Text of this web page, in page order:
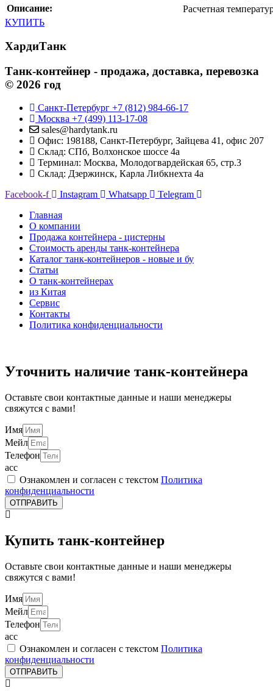
Описание:
Расчетная
КУПИТЬ
ХардиТанк
Танк-контейнер - продажа, доставка, перевозка
© 2026 год
Санкт-Петербург +7 (812) 984-66-17
Москва +7 (499) 113-17-08
sales@hardytank.ru
Офис: 198188, Санкт-Петербург, Зайцева 41, офис 207
Склад: СПб, Волхонское шоссе 4а
Терминал: Москва, Молодогвардейская 65, стр.3
Склад: Дзержинск, Карла Либкнехта 4а
Facebook-f
Instagram Whatsapp
Telegram
Главная
О компании
Продажа контейнера - цистерны
Стоимость аренды танк-контейнера
Каталог танк-контейнеров - новые и бу
Статьи
О танк-контейнерах
из Китая
Сервис
Контакты
Политика конфиденциальности
Уточнить наличие танк-контейнера
Оставьте свои контактные данные и наши менеджеры
свяжутся с вами!
Имя
Мейл
Телефон
acc
Ознакомлен и согласен с текстом Политика
конфиденциальности
ОТПРАВИТЬ
Купить танк-контейнер
Оставьте свои контактные данные и наши менеджеры
свяжутся с вами!
Имя
Мейл
Телефон
acc
Ознакомлен и согласен с текстом Политика
конфиденциальности
ОТПРАВИТЬ